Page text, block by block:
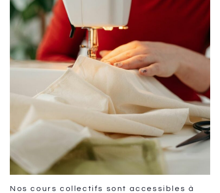
Nos cours collectifs sont accessibles à